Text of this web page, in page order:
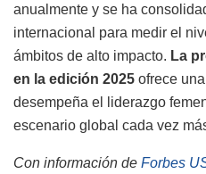
anualmente y se ha
internacional para medir el
ámbitos de alto impacto. La
en la edición 2025 ofrece
desempeña el liderazgo
escenario global cada vez
Con información de Forbes